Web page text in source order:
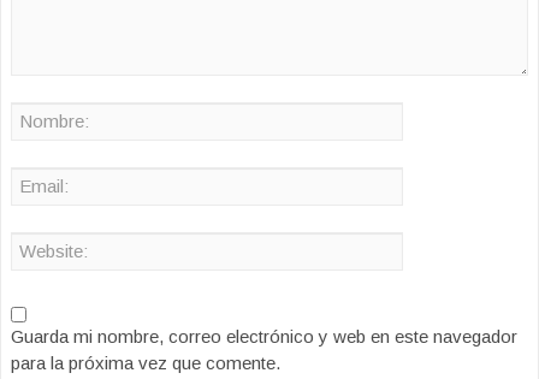
Guarda mi nombre, correo electrónico y web en este navegador
para la próxima vez que comente.